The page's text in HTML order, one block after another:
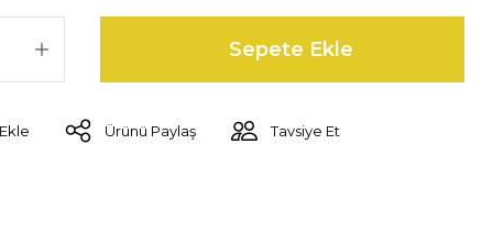
Sepete Ekle
Ürünü Paylaş Tavsiye Et